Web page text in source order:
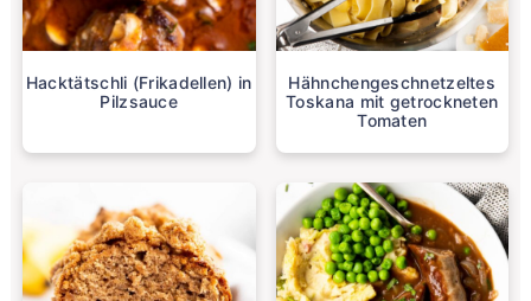
Hacktätschli (Frikadellen) in
Pilzsauce
Hähnchengeschnetzeltes
Toskana mit getrockneten
Tomaten